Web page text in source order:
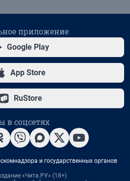
приложение
Google Play
App Store
RuStore
в соцсетях
и государственных органов
«Чита.РУ» (18+)